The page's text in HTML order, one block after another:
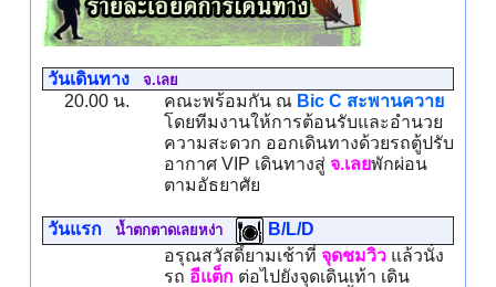
วันเดินทาง จ.เลย
20.00 น. คณะพร้อมกัน ณ Bic C สะพานควาย
โดยทีมงานให้การต้อนรับและอำนวย
ความสะดวก ออกเดินทางด้วยรถตู้ปรับ
อากาศ VIP เดินทางสู่ จ.เลยพักผ่อน
ตามอัธยาศัย
วันแรก น้ำตกตาดเลยหง่า
B/L/D
อรุณสวัสดิ์ยามเช้าที่ จุดชมวิวแล้วนั่ง
รถ อีแต็กต่อไปยังจุดเดินเท้า เดิน